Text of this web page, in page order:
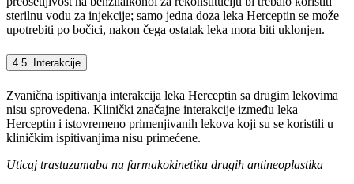
sterilnu vodu za injekcije; samo jedna doza leka Herceptin se može
upotrebiti po bočici, nakon čega ostatak leka mora biti uklonjen.
4.5. Interakcije
Zvanična ispitivanja interakcija leka Herceptin sa drugim lekovima
nisu sprovedena. Klinički značajne interakcije između leka
Herceptin i istovremeno primenjivanih lekova koji su se koristili u
kliničkim ispitivanjima nisu primećene.
Uticaj trastuzumaba na farmakokinetiku drugih antineoplastika